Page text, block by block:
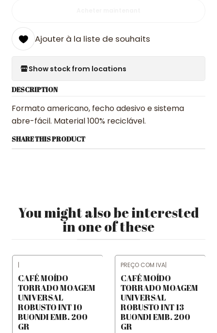
Ajouter à la liste de souhaits
Show stock from locations
DESCRIPTION
Formato americano, fecho adesivo e sistema
abre-fácil. Material 100% reciclável.
SHARE THIS PRODUCT
You might also be interested
in one of these
|
CAFÉ MOÍDO
TORRADO MOAGEM
UNIVERSAL
ROBUSTO INT 10
BUONDI EMB. 200
GR
PREÇO COM IVA|
CAFÉ MOÍDO
TORRADO MOAGEM
UNIVERSAL
ROBUSTO INT 13
BUONDI EMB. 200
GR